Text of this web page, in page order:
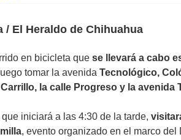
/ El Heraldo de Chihuahua
en bicicleta que se llevará a cabo
tomar la avenida Tecnológico,
la calle Progreso y la avenida
iniciará a las 4:30 de la tarde,
, evento organizado en el marco